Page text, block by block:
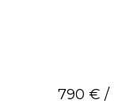
790 € /